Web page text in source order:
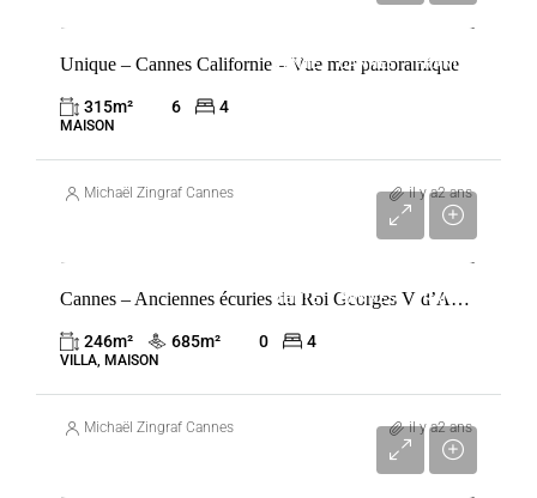
VENTE CANNES FRANCE
Unique – Cannes Californie – Vue mer panoramique
315m² 6 4
MAISON
Michaël Zingraf Cannes il y a2 ans
VENTE CANNES FRANCECannes – Anciennes écuries du Roi Georges V d’Angleterre
246m² 685m² 0 4
VILLA, MAISON
Michaël Zingraf Cannes il y a2 ans